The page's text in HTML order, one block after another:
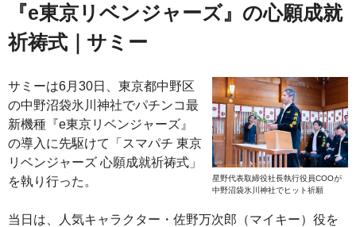
『e東京リベンジャーズ』の心願成就
祈祷式｜サミー
星野代表取締役社長執行役員COOが
中野沼袋氷川神社でヒット祈願
サミーは6月30日、東京都中野区
の中野沼袋氷川神社でパチンコ最
新機種『e東京リベンジャーズ』
の導入に先駆けて「スマパチ 東京
リベンジャーズ 心願成就祈祷式」
を執り行った。
当日は、人気キャラクター・佐野万次郎（マイキー）役を